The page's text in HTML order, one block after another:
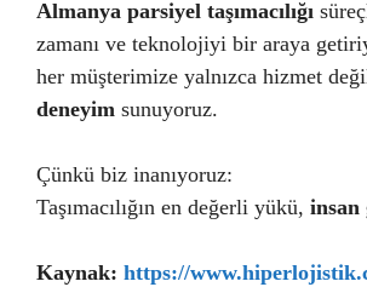
Almanya parsiyel taşımacılığı
zamanı ve teknolojiyi bir araya
her müşterimize yalnızca hizmet
deneyim sunuyoruz.
Çünkü biz inanıyoruz:
Taşımacılığın en değerli yükü, insan
Kaynak: https://